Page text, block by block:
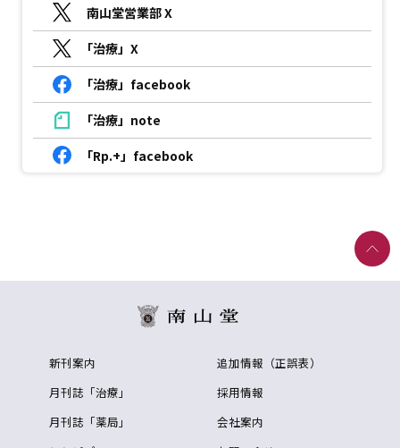
南山堂営業部 X
「治療」X
「治療」facebook
「治療」note
「Rp.+」facebook
新刊案内
月刊誌「治療」
月刊誌「薬局」
追加情報（正誤表）
採用情報
会社案内